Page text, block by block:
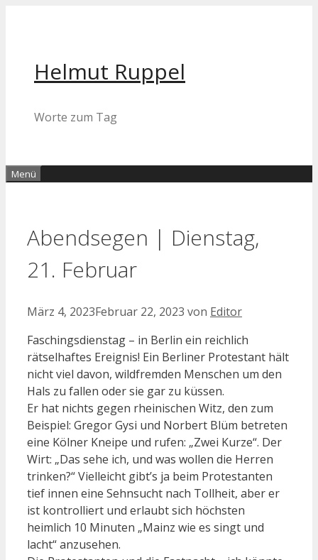
Helmut Ruppel
Worte zum Tag
Menü
Abendsegen | Dienstag,
21. Februar
März 4, 2023Februar 22, 2023 von Editor
Faschingsdienstag – in Berlin ein reichlich
rätselhaftes Ereignis! Ein Berliner Protestant hält
nicht viel davon, wildfremden Menschen um den
Hals zu fallen oder sie gar zu küssen.
Er hat nichts gegen rheinischen Witz, den zum
Beispiel: Gregor Gysi und Norbert Blüm betreten
eine Kölner Kneipe und rufen: „Zwei Kurze“. Der
Wirt: „Das sehe ich, und was wollen die Herren
trinken?“ Vielleicht gibt’s ja beim Protestanten
tief innen eine Sehnsucht nach Tollheit, aber er
ist kontrolliert und erlaubt sich höchsten
heimlich 10 Minuten „Mainz wie es singt und
lacht“ anzusehen.